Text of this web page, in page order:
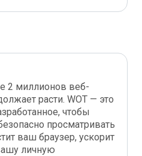
2 миллионов веб-
расти. WOT — это
чтобы
просматривать
ваш браузер, ускорит
личную